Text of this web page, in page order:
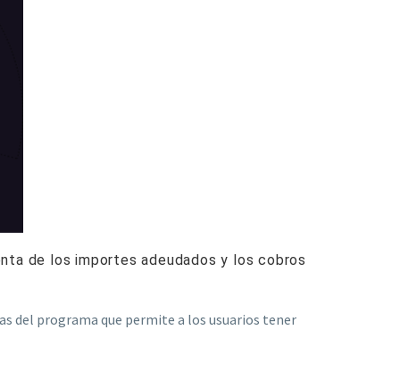
de los importes adeudados y los cobros
del programa que permite a los usuarios tener